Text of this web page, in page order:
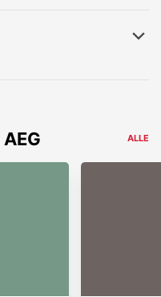
AEG ALLE